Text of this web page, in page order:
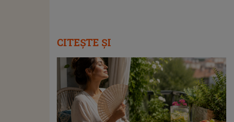
CITEȘTE ȘI